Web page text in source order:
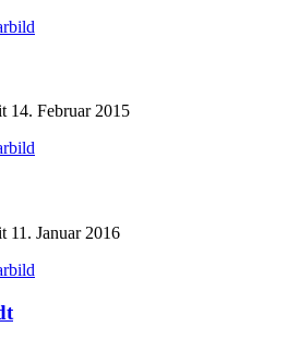
14. Februar 2015
11. Januar 2016